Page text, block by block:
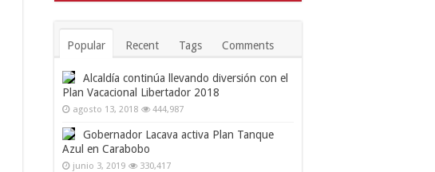
Popular Recent Tags Comments
Alcaldía continúa llevando diversión con el
Plan Vacacional Libertador 2018
agosto 13, 2018 444,987
Gobernador Lacava activa Plan Tanque
Azul en Carabobo
junio 3, 2019 330,417